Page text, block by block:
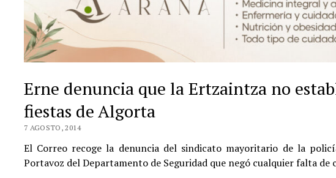
Erne denuncia que la Ertzaintza no
fiestas de Algorta
7 AGOSTO, 2014
El Correo recoge la denuncia del sindicato mayoritario de la
Portavoz del Departamento de Seguridad que negó cualquier falta